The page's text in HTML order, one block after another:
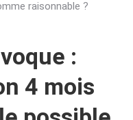
raisonnable ?
:
4 mois